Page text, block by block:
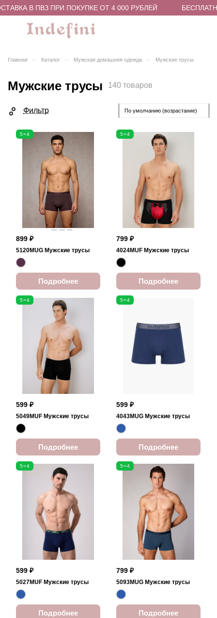
В ПВЗ ПРИ ПОКУПКЕ ОТ 4 000 РУБЛЕЙ
Главная – Каталог – Мужская домашняя одежда – Мужские трусы
Мужские трусы 140 товаров
Фильтр По умолчанию (возрастание)
5=4
899 ₽
5120MUG Мужские трусы
Подробнее
5=4
799 ₽
4024MUF Мужские трусы
Подробнее
5=4
599 ₽
5049MUF Мужские трусы
Подробнее
5=4
599 ₽
4043MUG Мужские трусы
Подробнее
5=4
599 ₽
5027MUF Мужские трусы
Подробнее
5=4
799 ₽
5093MUG Мужские трусы
Подробнее